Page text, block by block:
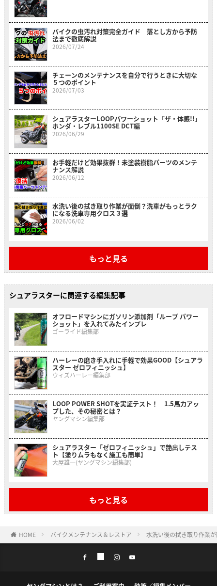
バイクの虫汚れ対策完全ガイド 落とし方から予防
法まで徹底解説
2026/07/24
チェーンのメンテナンスを自分で行うときに大切な
５つのポイント
2026/07/03
シュアラスターLOOPパワーショット「ザ・体感!!」
ホンダ・レブル1100SE DCT編
2026/06/29
お手軽だけど効果抜群！未塗装樹脂パーツのメンテ
ナンス解説
2026/06/12
水洗い後の拭き取り作業が面倒？洗車がもっとラク
になる洗車専用クロス３選
2026/06/02
もっと見る
シュアラスターに関連する編集記事
オフロードマシンにガソリン添加剤「ループ パワー
ショット」を入れてみたインプレ
ゴーライド編集部
ハーレーの磨き手入れに手軽で効果GOOD【シュアラ
スター ゼロフィニッシュ】
ウィズハーレー編集部
LOOP POWER SHOTを実証テスト！ 1.5馬力アッ
プした、その秘密とは？
ヤングマシン編集部
シュアラスター「ゼロフィニッシュ」で艶出しテス
ト【塗りムラもなく施工も簡単】
大屋雄一(ヤングマシン編集部)
もっと見る
HOME バイクメンテナンス＆レストア 水洗い後の拭き取り作業